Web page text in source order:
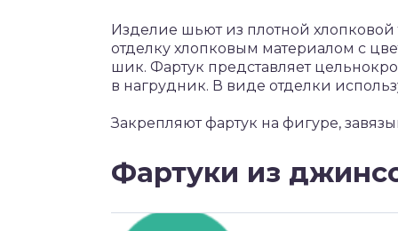
Изделие шьют из плотной
отделку хлопковым материалом с
шик. Фартук представляет
в нагрудник. В виде отделки
Закрепляют фартук на фигуре,
Фартуки из